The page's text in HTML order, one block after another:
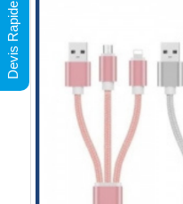
Devis Rapide